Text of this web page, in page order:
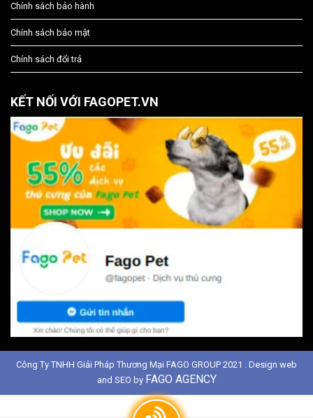
Chính sách bảo hành
Chính sách bảo mật
Chính sách đổi trả
KẾT NỐI VỚI FAGOPET.VN
Công Ty TNHH Giải Pháp Thương Mại FAGO GROUP 2021 . Design web
and SEO by FAGO AGENCY